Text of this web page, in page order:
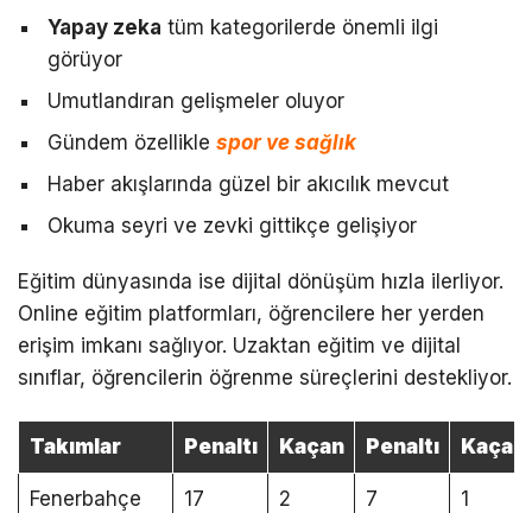
Yapay zeka tüm kategorilerde önemli ilgi
görüyor
Umutlandıran gelişmeler oluyor
Gündem özellikle spor ve sağlık
Haber akışlarında güzel bir akıcılık mevcut
Okuma seyri ve zevki gittikçe gelişiyor
Eğitim dünyasında ise dijital dönüşüm hızla ilerliyor.
Online eğitim platformları, öğrencilere her yerden
erişim imkanı sağlıyor. Uzaktan eğitim ve dijital
sınıflar, öğrencilerin öğrenme süreçlerini destekliyor.
Takımlar Penaltı Kaçan Penaltı Kaçan
Fenerbahçe 17 2 7 1